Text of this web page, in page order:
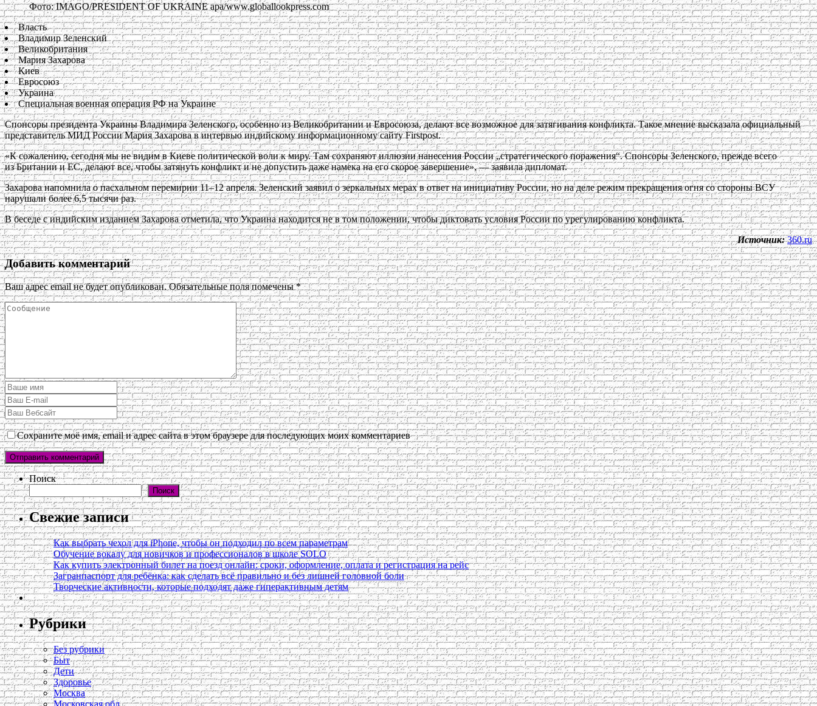
Фото: IMAGO/PRESIDENT OF UKRAINE apa/www.globallookpress.com
Власть
Владимир Зеленский
Великобритания
Мария Захарова
Киев
Евросоюз
Украина
Специальная военная операция РФ на Украине
Спонсоры президента Украины Владимира Зеленского, особенно из Великобритании и Евросоюза, делают все возможное для затягивания конфликта. Такое мнение высказала официальный
представитель МИД России Мария Захарова в интервью индийскому информационному сайту Firstpost.
«К сожалению, сегодня мы не видим в Киеве политической воли к миру. Там сохраняют иллюзии нанесения России „стратегического поражения“. Спонсоры Зеленского, прежде всего
из Британии и ЕС, делают все, чтобы затянуть конфликт и не допустить даже намека на его скорое завершение», — заявила дипломат.
Захарова напомнила о пасхальном перемирии 11–12 апреля. Зеленский заявил о зеркальных мерах в ответ на инициативу России, но на деле режим прекращения огня со стороны ВСУ
нарушали более 6,5 тысячи раз.
В беседе с индийским изданием Захарова отметила, что Украина находится не в том положении, чтобы диктовать условия России по урегулированию конфликта.
Источник: 360.ru
Добавить комментарий
Ваш адрес email не будет опубликован. Обязательные поля помечены*
Сохраните моё имя, email и адрес сайта в этом браузере для последующих моих комментариев
Поиск
Поиск
Свежие записи
Как выбрать чехол для iPhone, чтобы он подходил по всем параметрам
Обучение вокалу для новичков и профессионалов в школе SOLO
Как купить электронный билет на поезд онлайн: сроки, оформление, оплата и регистрация на рейс
Загранпаспорт для ребёнка: как сделать всё правильно и без лишней головной боли
Творческие активности, которые подходят даже гиперактивным детям
Рубрики
Без рубрики
Быт
Дети
Здоровье
Москва
Московская обл.